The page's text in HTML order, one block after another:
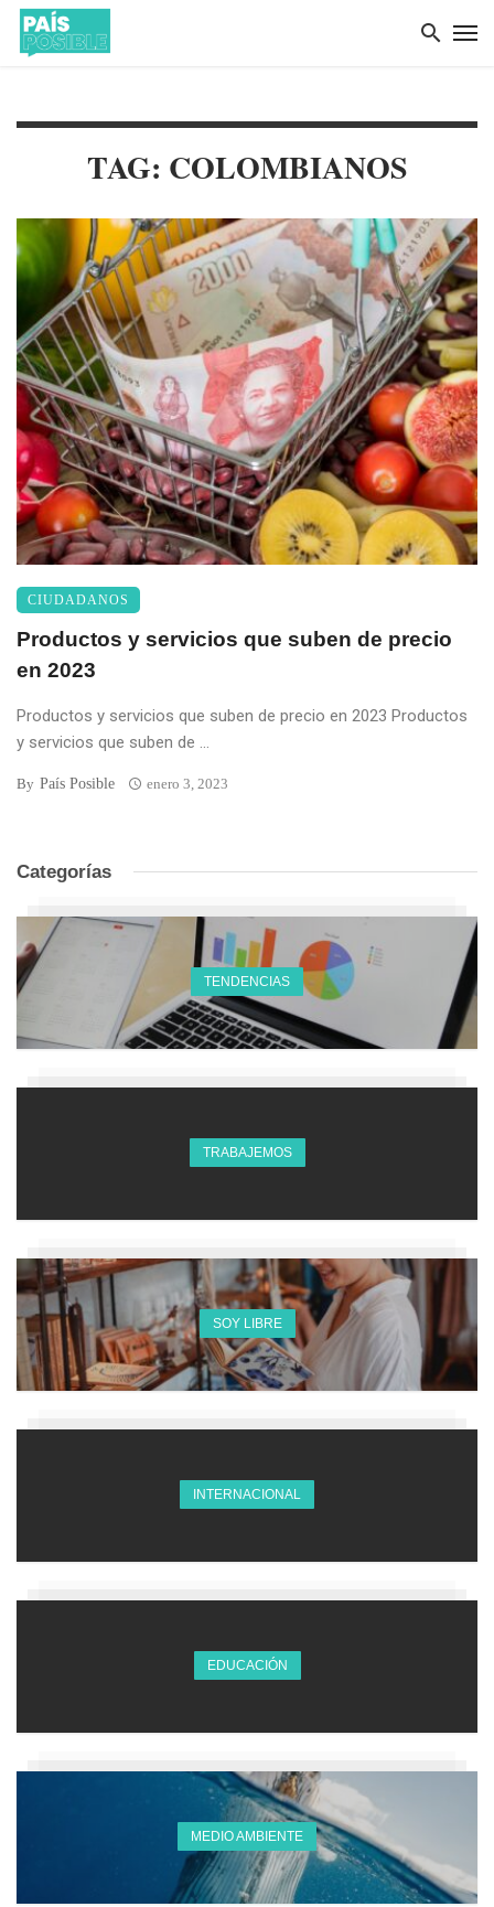
TAG: COLOMBIANOS
CIUDADANOS
Productos y servicios que suben de precio
en 2023
Productos y servicios que suben de precio en 2023 Productos
y servicios que suben de ...
By País Posible enero 3, 2023
Categorías
TENDENCIAS
TRABAJEMOS
SOY LIBRE
INTERNACIONAL
EDUCACIÓN
MEDIO AMBIENTE